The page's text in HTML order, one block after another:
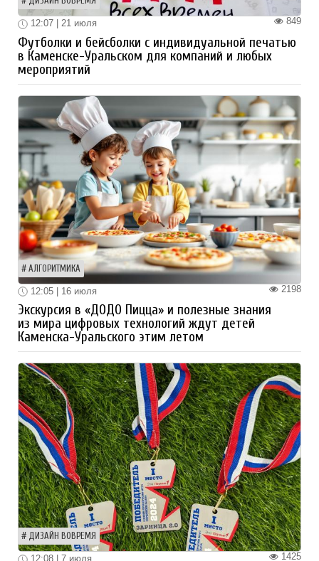
849
12:07 | 21 июля
Футболки и бейсболки с индивидуальной печатью
в Каменске-Уральском для компаний и любых
мероприятий
АЛГОРИТМИКА
2198
12:05 | 16 июля
Экскурсия в «ДОДО Пицца» и полезные знания
из мира цифровых технологий ждут детей
Каменска-Уральского этим летом
ДИЗАЙН ВОВРЕМЯ
1425
12:08 | 7 июля